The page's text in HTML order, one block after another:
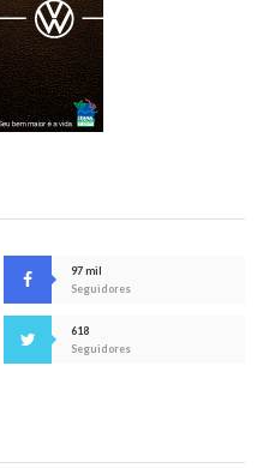
97 mil
Seguidores
618
Seguidores